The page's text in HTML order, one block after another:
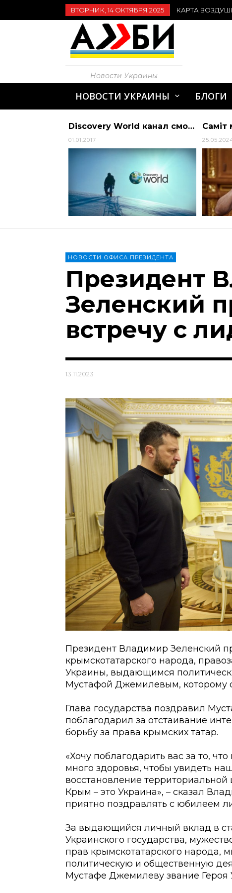
ВТОРНИК, 14 ОКТЯБРЯ 2025 КАРТА
Новости Украины
НОВОСТИ УКРАИНЫ БЛОГИ
Discovery World канал смотреть онлайн
01.01.2017
НОВОСТИ ОФИСА ПРЕЗИДЕНТА
Президент
Зеленский
встречу с
13.11.2023
Президент Владимир Зеленский
крымскотатарского народа,
Украины, выдающимся
Мустафой Джемилевым, которому
Глава государства поздравил
поблагодарил за отстаивание
борьбу за права крымских татар.
«Хочу поблагодарить вас за то,
много здоровья, чтобы увидеть
восстановление
Крым – это Украина», – сказал
приятно поздравлять с юбилеем
За выдающийся личный вклад в
Украинского государства,
прав крымскотатарского народа,
политическую и общественную
Мустафе Джемилеву звание Героя